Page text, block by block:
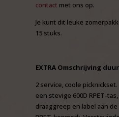
contact met ons op.
Je kunt dit leuke
15 stuks.
EXTRA Omschrijving
2 service, coole
een stevige 600D RPET-
draaggreep en label aan